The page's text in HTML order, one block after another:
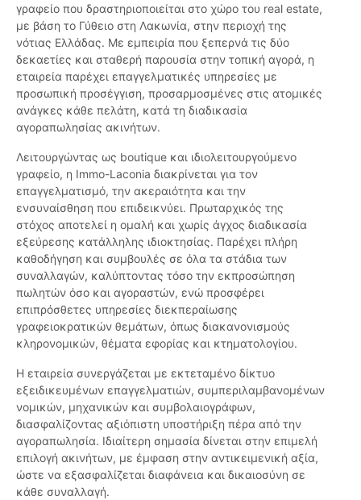
γραφείο που δραστηριοποιείται στο χώρο του real estate,
με βάση το Γύθειο στη Λακωνία, στην περιοχή της
νότιας Ελλάδας. Με εμπειρία που ξεπερνά τις δύο
δεκαετίες και σταθερή παρουσία στην τοπική αγορά, η
εταιρεία παρέχει επαγγελματικές υπηρεσίες με
προσωπική προσέγγιση, προσαρμοσμένες στις ατομικές
ανάγκες κάθε πελάτη, κατά τη διαδικασία
αγοραπωλησίας ακινήτων.
Λειτουργώντας ως boutique και ιδιολειτουργούμενο
γραφείο, η Immo-Laconia διακρίνεται για τον
επαγγελματισμό, την ακεραιότητα και την
ενσυναίσθηση που επιδεικνύει. Πρωταρχικός της
στόχος αποτελεί η ομαλή και χωρίς άγχος διαδικασία
εξεύρεσης κατάλληλης ιδιοκτησίας. Παρέχει πλήρη
καθοδήγηση και συμβουλές σε όλα τα στάδια των
συναλλαγών, καλύπτοντας τόσο την εκπροσώπηση
πωλητών όσο και αγοραστών, ενώ προσφέρει
επιπρόσθετες υπηρεσίες διεκπεραίωσης
γραφειοκρατικών θεμάτων, όπως διακανονισμούς
κληρονομικών, θέματα εφορίας και κτηματολογίου.
Η εταιρεία συνεργάζεται με εκτεταμένο δίκτυο
εξειδικευμένων επαγγελματιών, συμπεριλαμβανομένων
νομικών, μηχανικών και συμβολαιογράφων,
διασφαλίζοντας αξιόπιστη υποστήριξη πέρα από την
αγοραπωλησία. Ιδιαίτερη σημασία δίνεται στην επιμελή
επιλογή ακινήτων, με έμφαση στην αντικειμενική αξία,
ώστε να εξασφαλίζεται διαφάνεια και δικαιοσύνη σε
κάθε συναλλαγή.